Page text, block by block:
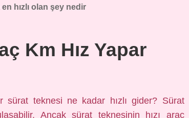
hızlı olan şey nedir
Km Hız Yapar
sürat teknesi ne kadar hızlı gider? Sürat
Ancak sürat teknesinin hızı araç